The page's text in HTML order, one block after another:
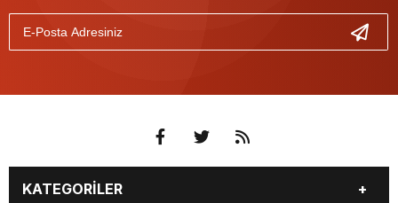
KATEGORİLER